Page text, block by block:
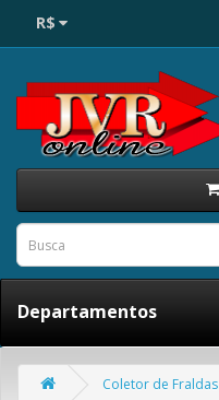
R$
Departamentos
Coletor de Fraldas